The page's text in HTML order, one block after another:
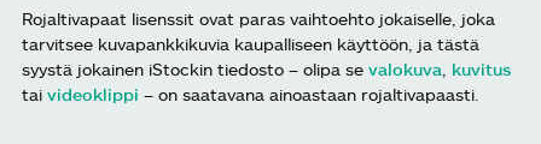
Rojaltivapaat lisenssit ovat paras vaihtoehto jokaiselle, joka
tarvitsee kuvapankkikuvia kaupalliseen käyttöön, ja tästä
syystä jokainen iStockin tiedosto – olipa se valokuva kuvitus
tai videoklippi – on saatavana ainoastaan rojaltivapaasti.